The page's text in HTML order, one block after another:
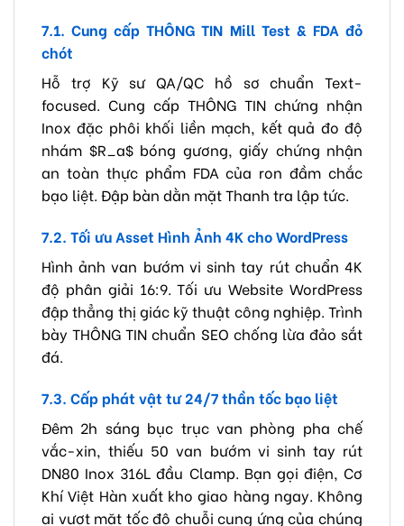
7.1. Cung cấp THÔNG TIN Mill Test & FDA đỏ
chót
Hỗ trợ Kỹ sư QA/QC hồ sơ chuẩn Text-
focused. Cung cấp THÔNG TIN chứng nhận
Inox đặc phôi khối liền mạch, kết quả đo độ
nhám $R_a$bóng gương, giấy chứng nhận
an toàn thực phẩm FDA của ron đầm chắc
bạo liệt. Đập bàn dằn mặt Thanh tra lập tức.
7.2. Tối ưu Asset Hình Ảnh 4K cho WordPress
Hình ảnh van bướm vi sinh tay rút chuẩn 4K
độ phân giải 16:9. Tối ưu Website WordPress
đập thẳng thị giác kỹ thuật công nghiệp. Trình
bày THÔNG TIN chuẩn SEO chống lừa đảo sắt
đá.
7.3. Cấp phát vật tư 24/7 thần tốc bạo liệt
Đêm 2h sáng bục trục van phòng pha chế
vắc-xin, thiếu 50 van bướm vi sinh tay rút
DN80 Inox 316L đầu Clamp. Bạn gọi điện, Cơ
Khí Việt Hàn xuất kho giao hàng ngay. Không
ai vượt mặt tốc độ chuỗi cung ứng của chúng